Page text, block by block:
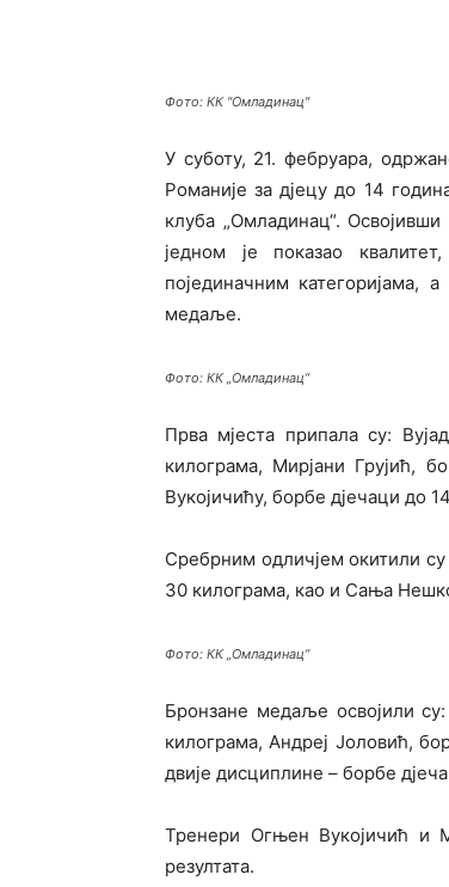
Фото: КК "Омладинац"
У суботу, 21. фебруара,
Романије за дјецу до 14
клуба „Омладинац“.
једном је показао
појединачним категоријама,
медаље.
Фото: КК „Омладинац“
Прва мјеста припала су:
килограма, Мирјани Грујић,
Вукојичићу, борбе дјечаци до
Сребрним одличјем окитили
30 килограма, као и Сања
Фото: КК „Омладинац“
Бронзане медаље освојили
килограма, Андреј Јоловић,
двије дисциплине – борбе
Тренери Огњен Вукојичић и
резултата.